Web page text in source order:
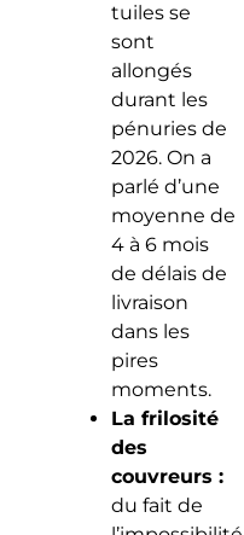
tuiles se
sont
allongés
durant les
pénuries de
2026. On a
parlé d’une
moyenne de
4 à 6 mois
de délais de
livraison
dans les
pires
moments.
La frilosité
des
couvreurs :
du fait de